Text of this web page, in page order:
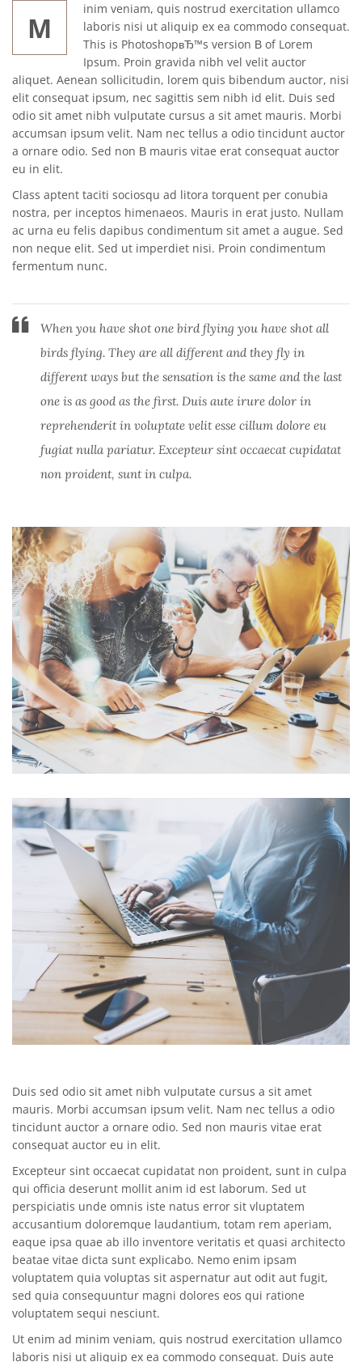
M
inim veniam, quis nostrud exercitation ullamco
laboris nisi ut aliquip ex ea commodo consequat.
This is PhotoshopвЂ™s version В of Lorem
Ipsum. Proin gravida nibh vel velit auctor
aliquet. Aenean sollicitudin, lorem quis bibendum auctor, nisi
elit consequat ipsum, nec sagittis sem nibh id elit. Duis sed
odio sit amet nibh vulputate cursus a sit amet mauris. Morbi
accumsan ipsum velit. Nam nec tellus a odio tincidunt auctor
a ornare odio. Sed non В mauris vitae erat consequat auctor
eu in elit.
Class aptent taciti sociosqu ad litora torquent per conubia
nostra, per inceptos himenaeos. Mauris in erat justo. Nullam
ac urna eu felis dapibus condimentum sit amet a augue. Sed
non neque elit. Sed ut imperdiet nisi. Proin condimentum
fermentum nunc.
When you have shot one bird flying you have shot all
birds flying. They are all different and they fly in
different ways but the sensation is the same and the last
one is as good as the first. Duis aute irure dolor in
reprehenderit in voluptate velit esse cillum dolore eu
fugiat nulla pariatur. Excepteur sint occaecat cupidatat
non proident, sunt in culpa.
Duis sed odio sit amet nibh vulputate cursus a sit amet
mauris. Morbi accumsan ipsum velit. Nam nec tellus a odio
tincidunt auctor a ornare odio. Sed non mauris vitae erat
consequat auctor eu in elit.
Excepteur sint occaecat cupidatat non proident, sunt in culpa
qui officia deserunt mollit anim id est laborum. Sed ut
perspiciatis unde omnis iste natus error sit vluptatem
accusantium doloremque laudantium, totam rem aperiam,
eaque ipsa quae ab illo inventore veritatis et quasi architecto
beatae vitae dicta sunt explicabo. Nemo enim ipsam
voluptatem quia voluptas sit aspernatur aut odit aut fugit,
sed quia consequuntur magni dolores eos qui ratione
voluptatem sequi nesciunt.
Ut enim ad minim veniam, quis nostrud exercitation ullamco
laboris nisi ut aliquip ex ea commodo consequat. Duis aute